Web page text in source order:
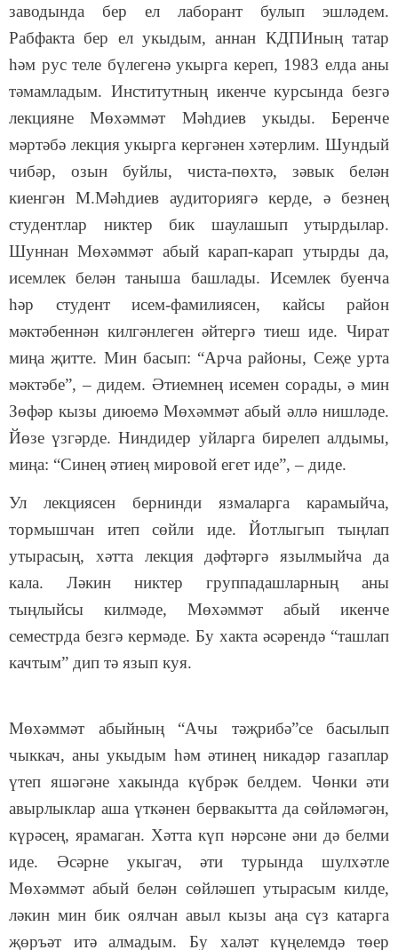
заводында бер ел лаборант булып эшләдем.
Рабфакта бер ел укыдым, аннан КДПИның татар
һәм рус теле бүлегенә укырга кереп, 1983 елда аны
тәмамладым. Институтның икенче курсында безгә
лекцияне Мөхәммәт Мәһдиев укыды. Беренче
мәртәбә лекция укырга кергәнен хәтерлим. Шундый
чибәр, озын буйлы, чиста-пөхтә, зәвык белән
киенгән М.Мәһдиев аудиториягә керде, ә безнең
студентлар никтер бик шаулашып утырдылар.
Шуннан Мөхәммәт абый карап-карап утырды да,
исемлек белән таныша башлады. Исемлек буенча
һәр студент исем-фамилиясен, кайсы район
мәктәбеннән килгәнлеген әйтергә тиеш иде. Чират
миңа җитте. Мин басып: “Арча районы, Сеҗе урта
мәктәбе”, – дидем. Әтиемнең исемен сорады, ә мин
Зөфәр кызы диюемә Мөхәммәт абый әллә нишләде.
Йөзе үзгәрде. Ниндидер уйларга бирелеп алдымы,
миңа: “Синең әтиең мировой егет иде”, – диде.
Ул лекциясен бернинди язмаларга карамыйча,
тормышчан итеп сөйли иде. Йотлыгып тыңлап
утырасың, хәтта лекция дәфтәргә язылмыйча да
кала. Ләкин никтер группадашларның аны
тыңлыйсы килмәде, Мөхәммәт абый икенче
семестрда безгә кермәде. Бу хакта әсәрендә “ташлап
качтым” дип тә язып куя.
Мөхәммәт абыйның “Ачы тәҗрибә”се басылып
чыккач, аны укыдым һәм әтинең никадәр газаплар
үтеп яшәгәне хакында күбрәк белдем. Чөнки әти
авырлыклар аша үткәнен бервакытта да сөйләмәгән,
күрәсең, ярамаган. Хәтта күп нәрсәне әни дә белми
иде. Әсәрне укыгач, әти турында шулхәтле
Мөхәммәт абый белән сөйләшеп утырасым килде,
ләкин мин бик оялчан авыл кызы аңа сүз катарга
җөръәт итә алмадым. Бу халәт күңелемдә төер